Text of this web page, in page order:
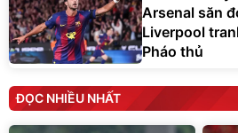
Arsenal săn
Liverpool
Pháo thủ
ĐỌC NHIỀU NHẤT